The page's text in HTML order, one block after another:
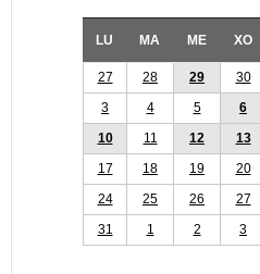
LU MA ME XO
27 28 29 30
3
4 5 6
10
11 12 13
17
18 19 20
24
25 26 27
31
1 2 3